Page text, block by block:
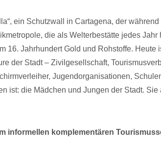
ein Schutzwall in Cartagena, der
die als Welterbestätte jedes
16. Jahrhundert Gold und Rohstoffe. Heute
der Stadt – Zivilgesellschaft,
Jugendorganisationen,
ist: die Mädchen und Jungen der Stadt. Sie
informellen komplementären